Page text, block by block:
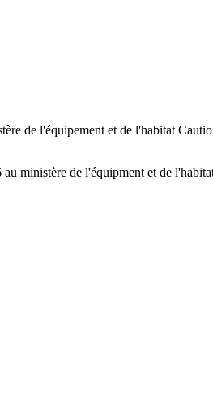
de l'équipement et de l'habitat
ministère de l'équipment et de